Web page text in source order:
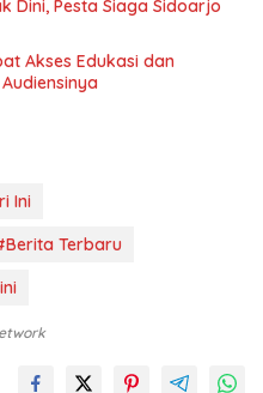
Dini, Pesta Siaga Sidoarjo
Akses Edukasi dan
Ini
Terbaru